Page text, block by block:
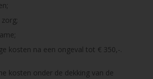
kosten na een ongeval tot € 350,-.
kosten onder de dekking van de